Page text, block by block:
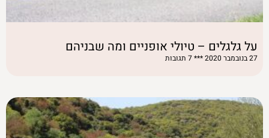
על גלגלים – טיולי אופניים ומה שבניהם
27 בנובמבר 2020